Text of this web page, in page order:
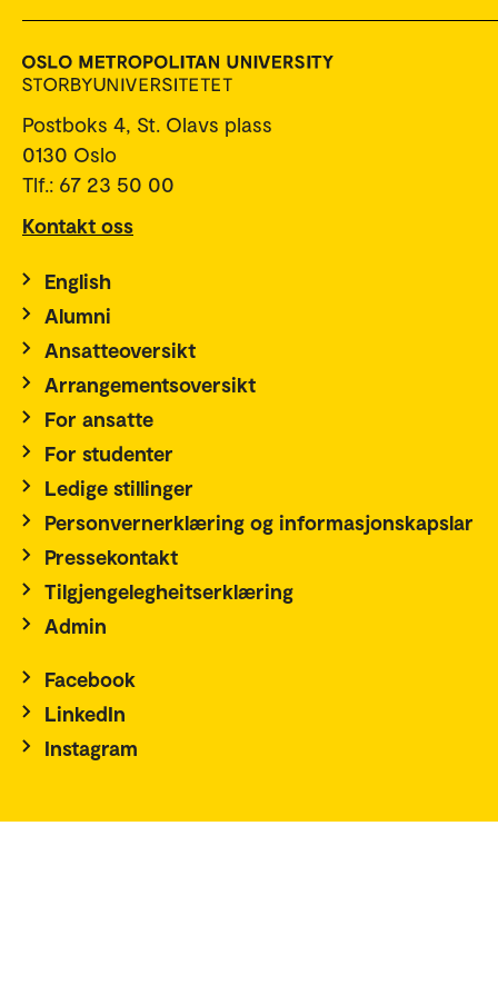
Postboks 4, St. Olavs plass
0130 Oslo
Tlf.: 67 23 50 00
Kontakt oss
English
Alumni
Ansatteoversikt
Arrangementsoversikt
For ansatte
For studenter
Ledige stillinger
Personvernerklæring og informasjonskapslar
Pressekontakt
Tilgjengelegheitserklæring
Admin
Facebook
LinkedIn
Instagram